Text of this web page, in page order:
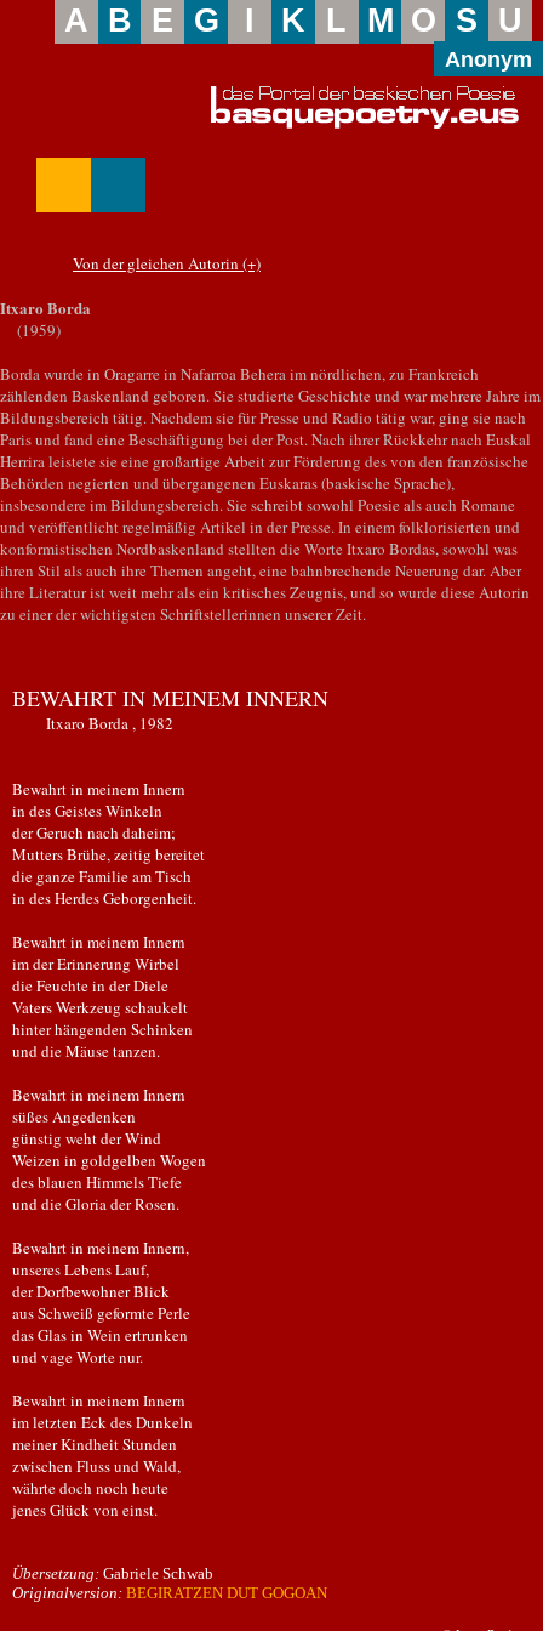
A B E G I K L M O S U
Anonym
Von der gleichen Autorin (+)
Itxaro Borda
(1959)
Borda wurde in Oragarre in Nafarroa Behera im nördlichen, zu Frankreich
zählenden Baskenland geboren. Sie studierte Geschichte und war mehrere Jahre im
Bildungsbereich tätig. Nachdem sie für Presse und Radio tätig war, ging sie nach
Paris und fand eine Beschäftigung bei der Post. Nach ihrer Rückkehr nach Euskal
Herrira leistete sie eine großartige Arbeit zur Förderung des von den französische
Behörden negierten und übergangenen Euskaras (baskische Sprache),
insbesondere im Bildungsbereich. Sie schreibt sowohl Poesie als auch Romane
und veröffentlicht regelmäßig Artikel in der Presse. In einem folklorisierten und
konformistischen Nordbaskenland stellten die Worte Itxaro Bordas, sowohl was
ihren Stil als auch ihre Themen angeht, eine bahnbrechende Neuerung dar. Aber
ihre Literatur ist weit mehr als ein kritisches Zeugnis, und so wurde diese Autorin
zu einer der wichtigsten Schriftstellerinnen unserer Zeit.
BEWAHRT IN MEINEM INNERN
Itxaro Borda , 1982
Bewahrt in meinem Innern
in des Geistes Winkeln
der Geruch nach daheim;
Mutters Brühe, zeitig bereitet
die ganze Familie am Tisch
in des Herdes Geborgenheit.
Bewahrt in meinem Innern
im der Erinnerung Wirbel
die Feuchte in der Diele
Vaters Werkzeug schaukelt
hinter hängenden Schinken
und die Mäuse tanzen.
Bewahrt in meinem Innern
süßes Angedenken
günstig weht der Wind
Weizen in goldgelben Wogen
des blauen Himmels Tiefe
und die Gloria der Rosen.
Bewahrt in meinem Innern,
unseres Lebens Lauf,
der Dorfbewohner Blick
aus Schweiß geformte Perle
das Glas in Wein ertrunken
und vage Worte nur.
Bewahrt in meinem Innern
im letzten Eck des Dunkeln
meiner Kindheit Stunden
zwischen Fluss und Wald,
währte doch noch heute
jenes Glück von einst.
Übersetzung: Gabriele Schwab
Originalversion: BEGIRATZEN DUT GOGOAN